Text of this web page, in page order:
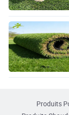
Produits